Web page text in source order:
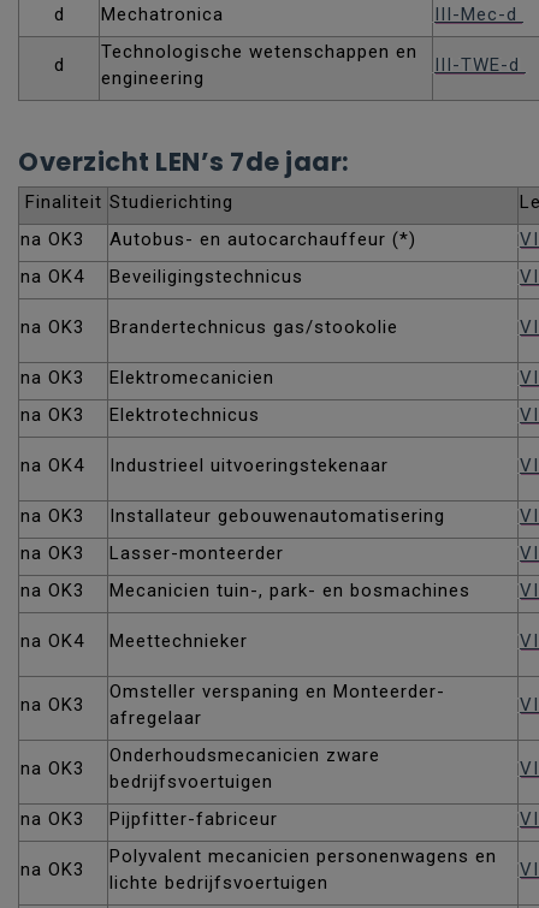
d Mechatronica III-Mec-d
d
Technologische wetenschappen en
engineering
III-TWE-d
Overzicht LEN’s 7de jaar:
Finaliteit Studierichting
na OK3
Autobus- en autocarchauffeur (*)
na OK4
Beveiligingstechnicus
na OK3 Brandertechnicus gas/stookolie
na OK3 Elektromecanicien
na OK3
Elektrotechnicus
na OK4 Industrieel uitvoeringstekenaar
na OK3 Installateur gebouwenautomatisering
na OK3
Lasser-monteerder
na OK3
Mecanicien tuin-, park- en bosmachines
na OK4 Meettechnieker
na OK3
Omsteller verspaning en Monteerder-
afregelaar
na OK3
Onderhoudsmecanicien zware
bedrijfsvoertuigen
na OK3 Pijpfitter-fabriceur
na OK3
Polyvalent mecanicien personenwagens en
lichte bedrijfsvoertuigen